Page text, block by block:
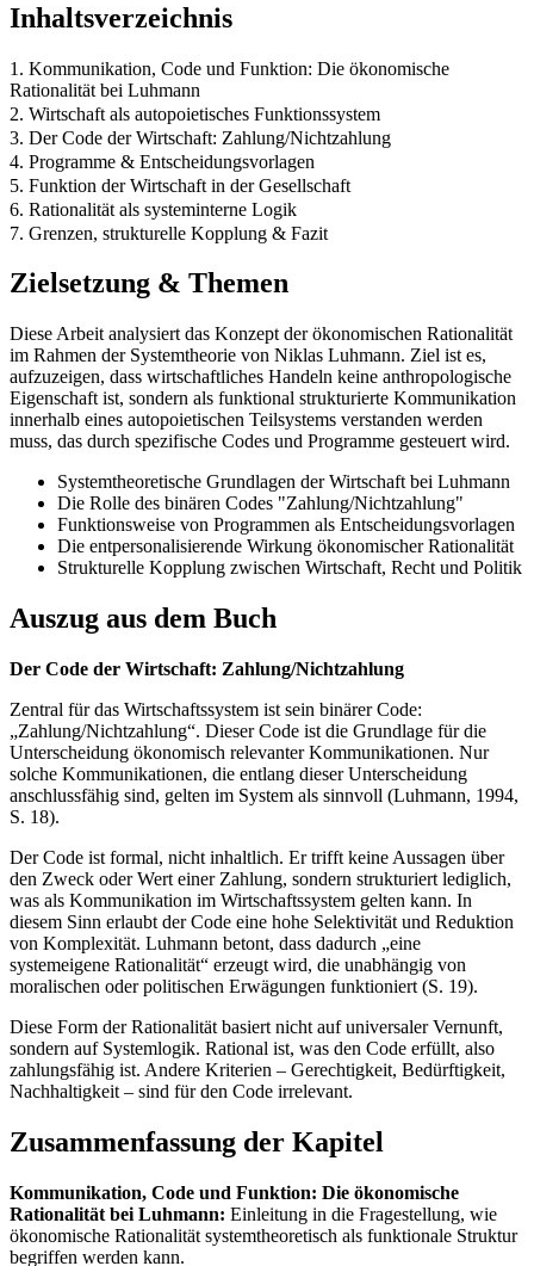
Inhaltsverzeichnis
1. Kommunikation, Code und Funktion: Die ökonomische
Rationalität bei Luhmann
2. Wirtschaft als autopoietisches Funktionssystem
3. Der Code der Wirtschaft: Zahlung/Nichtzahlung
4. Programme & Entscheidungsvorlagen
5. Funktion der Wirtschaft in der Gesellschaft
6. Rationalität als systeminterne Logik
7. Grenzen, strukturelle Kopplung & Fazit
Zielsetzung & Themen
Diese Arbeit analysiert das Konzept der ökonomischen Rationalität
im Rahmen der Systemtheorie von Niklas Luhmann. Ziel ist es,
aufzuzeigen, dass wirtschaftliches Handeln keine anthropologische
Eigenschaft ist, sondern als funktional strukturierte Kommunikation
innerhalb eines autopoietischen Teilsystems verstanden werden
muss, das durch spezifische Codes und Programme gesteuert wird.
Systemtheoretische Grundlagen der Wirtschaft bei Luhmann
Die Rolle des binären Codes "Zahlung/Nichtzahlung"
Funktionsweise von Programmen als Entscheidungsvorlagen
Die entpersonalisierende Wirkung ökonomischer Rationalität
Strukturelle Kopplung zwischen Wirtschaft, Recht und Politik
Auszug aus dem Buch
Der Code der Wirtschaft: Zahlung/Nichtzahlung
Zentral für das Wirtschaftssystem ist sein binärer Code:
„Zahlung/Nichtzahlung“. Dieser Code ist die Grundlage für die
Unterscheidung ökonomisch relevanter Kommunikationen. Nur
solche Kommunikationen, die entlang dieser Unterscheidung
anschlussfähig sind, gelten im System als sinnvoll (Luhmann, 1994,
S. 18).
Der Code ist formal, nicht inhaltlich. Er trifft keine Aussagen über
den Zweck oder Wert einer Zahlung, sondern strukturiert lediglich,
was als Kommunikation im Wirtschaftssystem gelten kann. In
diesem Sinn erlaubt der Code eine hohe Selektivität und Reduktion
von Komplexität. Luhmann betont, dass dadurch „eine
systemeigene Rationalität“ erzeugt wird, die unabhängig von
moralischen oder politischen Erwägungen funktioniert (S. 19).
Diese Form der Rationalität basiert nicht auf universaler Vernunft,
sondern auf Systemlogik. Rational ist, was den Code erfüllt, also
zahlungsfähig ist. Andere Kriterien – Gerechtigkeit, Bedürftigkeit,
Nachhaltigkeit – sind für den Code irrelevant.
Zusammenfassung der Kapitel
Kommunikation, Code und Funktion: Die ökonomische
Rationalität bei Luhmann: Einleitung in die Fragestellung, wie
ökonomische Rationalität systemtheoretisch als funktionale Struktur
begriffen werden kann.